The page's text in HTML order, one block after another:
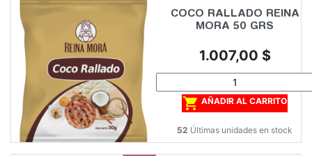
COCO RALLADO REINA
MORA 50 GRS
Precio
1.007,00 $
 AÑADIR AL CARRITO
52 Últimas unidades en stock